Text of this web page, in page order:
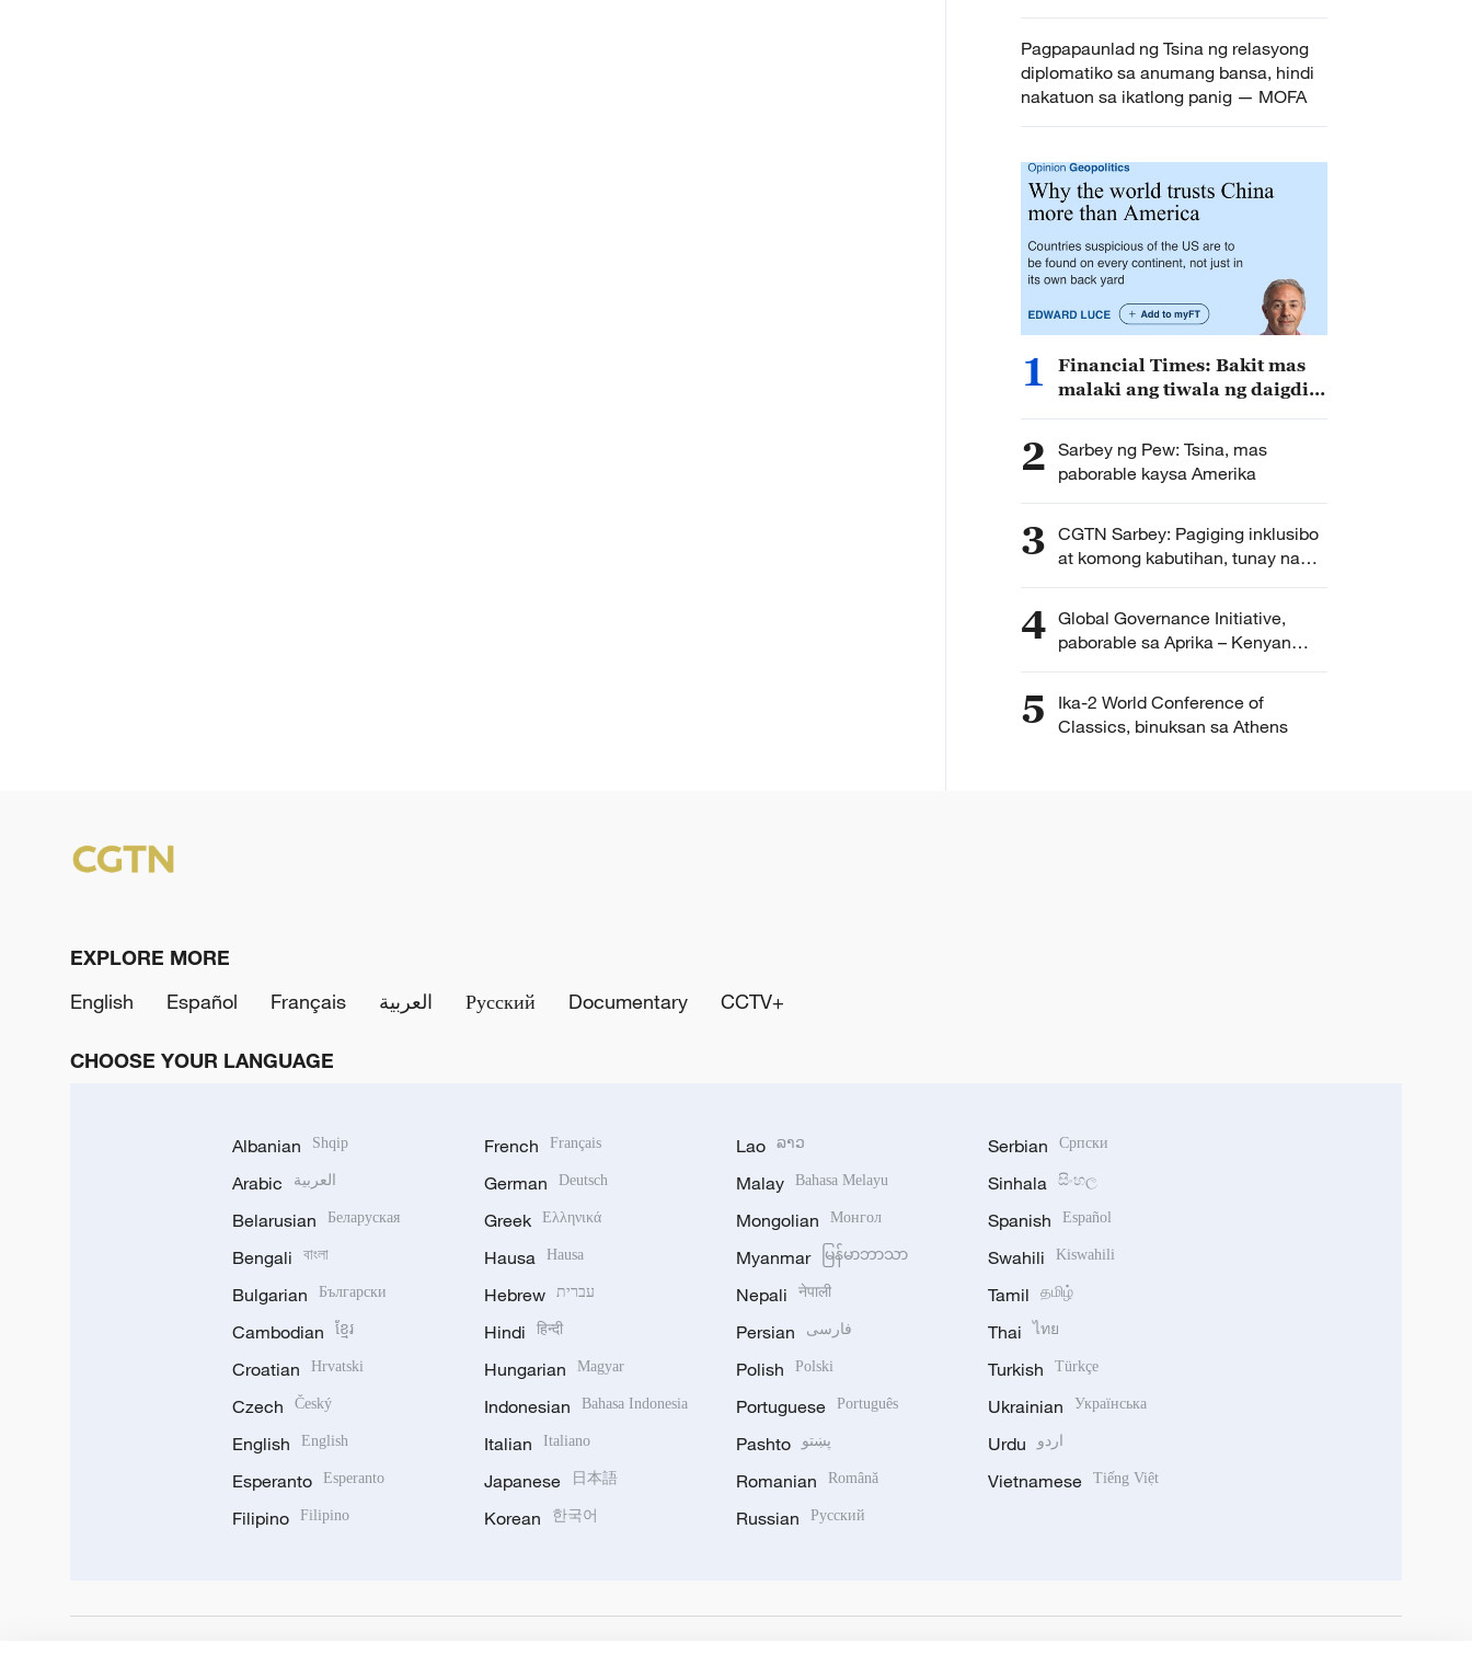
Pagpapaunlad ng Tsina ng relasyong
diplomatiko sa anumang bansa, hindi
nakatuon sa ikatlong panig — MOFA
1
Financial Times: Bakit mas
malaki ang tiwala ng daigdig
2 Sarbey ng Pew: Tsina, mas
paborable kaysa Amerika
3 CGTN Sarbey: Pagiging inklusibo
at komong kabutihan, tunay na
dibidendo ng AI
4 Global Governance Initiative,
paborable sa Aprika – Kenyan
media
5
Ika-2 World Conference of
Classics, binuksan sa Athens
EXPLORE MORE
English
Español Français العربية Русский Documentary CCTV+
CHOOSE YOUR LANGUAGE
Albanian Shqip
Arabic العربية
Belarusian Беларуская
Bengali বাংলা
Bulgarian Български
Cambodian ខ្មែរ
Croatian Hrvatski
Czech Český
English English
Esperanto Esperanto
Filipino Filipino
French Français
German Deutsch
Greek Ελληνικά
Hausa Hausa
Hebrew עברית
Hindi हिन्दी
Hungarian Magyar
Indonesian Bahasa Indonesia
Italian Italiano
Japanese 日本語
Korean 한국어
Lao ລາວ
Malay Bahasa Melayu
Mongolian Монгол
Myanmar မြန်မာဘာသာ
Nepali नेपाली
Persian فارسی
Polish Polski
Portuguese Português
Pashto پښتو
Romanian Română
Russian Русский
Serbian Српски
Sinhala සිංහල
Spanish Español
Swahili Kiswahili
Tamil தமிழ்
Thai ไทย
Turkish Türkçe
Ukrainian Українська
Urdu اردو
Vietnamese Tiếng Việt